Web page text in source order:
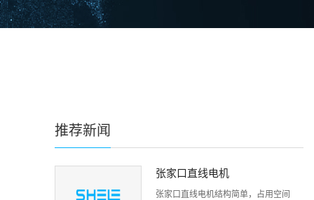
推荐新闻
张家口直线电机
张家口直线电机结构简单，占用空间